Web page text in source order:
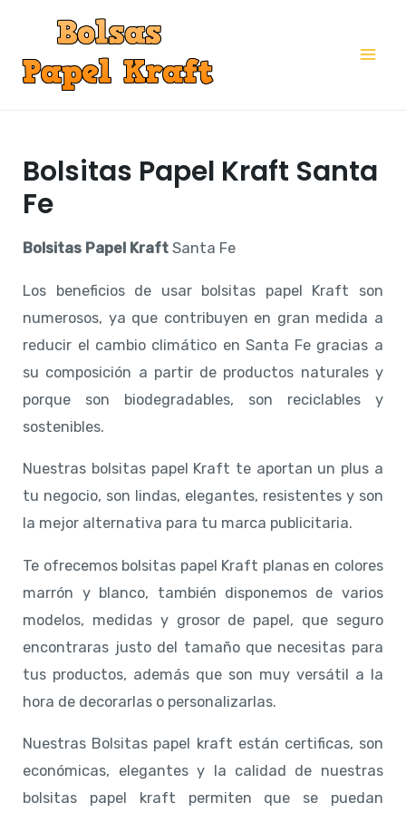
contenido
Bolsitas Papel Kraft Santa
Fe
Bolsitas Papel Kraft Santa Fe
Los beneficios de usar bolsitas papel Kraft son
numerosos, ya que contribuyen en gran medida a
reducir el cambio climático en Santa Fe gracias a
su composición a partir de productos naturales y
porque son biodegradables, son reciclables y
sostenibles.
Nuestras bolsitas papel Kraft te aportan un plus a
tu negocio, son lindas, elegantes, resistentes y son
la mejor alternativa para tu marca publicitaria.
Te ofrecemos bolsitas papel Kraft planas en colores
marrón y blanco, también disponemos de varios
modelos, medidas y grosor de papel, que seguro
encontraras justo del tamaño que necesitas para
tus productos, además que son muy versátil a la
hora de decorarlas o personalizarlas.
Nuestras Bolsitas papel kraft están certificas, son
económicas, elegantes y la calidad de nuestras
bolsitas papel kraft permiten que se puedan